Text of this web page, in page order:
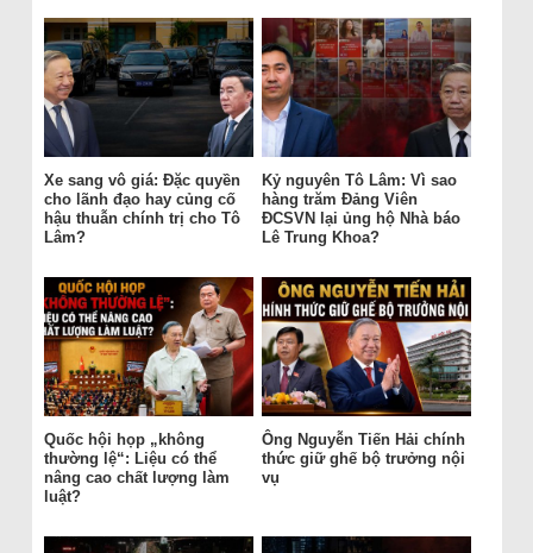
Xe sang vô giá: Đặc quyền
cho lãnh đạo hay củng cố
hậu thuẫn chính trị cho Tô
Lâm?
Kỷ nguyên Tô Lâm: Vì sao
hàng trăm Đảng Viên
ĐCSVN lại ủng hộ Nhà báo
Lê Trung Khoa?
Quốc hội họp „không
thường lệ“: Liệu có thể
nâng cao chất lượng làm
luật?
Ông Nguyễn Tiến Hải chính
thức giữ ghế bộ trưởng nội
vụ